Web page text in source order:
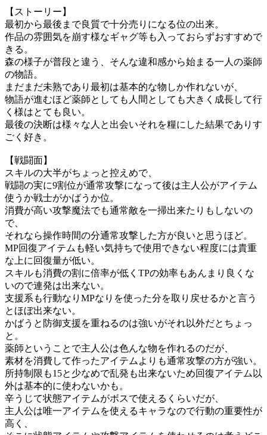
【ストーリー】
最初から最後まで良質で十分売りになる位の出来。
作品の雰囲気を崩す様なギャグ等も入っておらずおすすめで
きる。
森の様子が普段と違う、そんな違和感から始まる一人の薬師
の物語。
まだまだ未熟であり最初は基本的な物しか作れないが、
物語が進むほど薬師としても人間としても大きく成長して行
く様はとても良い。
最後の決断は様々な人と出会いそれを糧にした結果でありす
ごく好き。
【戦闘面】
スキルの大半がちょっと控えめで、
戦闘の実に9割位が通常攻撃になって後は主人公がアイテム
使うか戦士がかばうか位。
消費が高い攻撃魔法でも通常敵を一掃出来たりもしないの
で、
それなら操作時間の分通常攻撃した方が良いと思うほど。
MP回復アイテムも軽い気持ちで使用できない程度には貴重
な上に回復量が低い。
スキルも消費の割に倍率が低くTPの効率もあんまり良くな
いので連発は出来ない。
支援系も行動なりMPなりを使った分を取り戻せるかと言う
とほぼ出来ない。
かばうと防御支援を重ねるのは強いがそれ以外だとちょっ
と。
薬師ということで主人公は色んな物を作れるのだが、
素材を消費して作ったアイテムよりも通常攻撃の方が強い。
所持制限も15と少なめで乱発も出来ないため回復アイテム以
外は基本的に使わないかも。
辛うじて状態アイテムがボスで使えるくらいだが、
主人公は唯一アイテムを使えるキャラなので行動の重要性が
高く、